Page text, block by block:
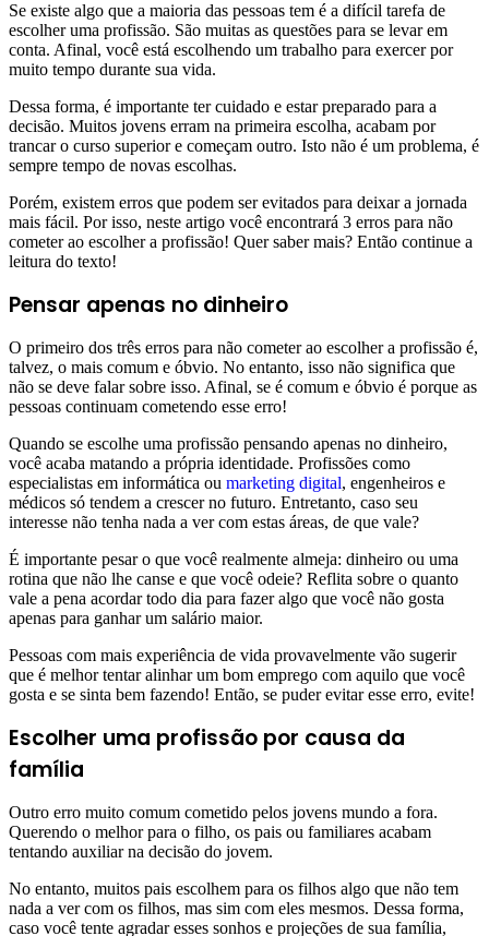
Se existe algo que a maioria das pessoas tem é a difícil tarefa de
escolher uma profissão. São muitas as questões para se levar em
conta. Afinal, você está escolhendo um trabalho para exercer por
muito tempo durante sua vida.
Dessa forma, é importante ter cuidado e estar preparado para a
decisão. Muitos jovens erram na primeira escolha, acabam por
trancar o curso superior e começam outro. Isto não é um problema, é
sempre tempo de novas escolhas.
Porém, existem erros que podem ser evitados para deixar a jornada
mais fácil. Por isso, neste artigo você encontrará 3 erros para não
cometer ao escolher a profissão! Quer saber mais? Então continue a
leitura do texto!
Pensar apenas no dinheiro
O primeiro dos três erros para não cometer ao escolher a profissão é,
talvez, o mais comum e óbvio. No entanto, isso não significa que
não se deve falar sobre isso. Afinal, se é comum e óbvio é porque as
pessoas continuam cometendo esse erro!
Quando se escolhe uma profissão pensando apenas no dinheiro,
você acaba matando a própria identidade. Profissões como
especialistas em informática ou marketing digital, engenheiros e
médicos só tendem a crescer no futuro. Entretanto, caso seu
interesse não tenha nada a ver com estas áreas, de que vale?
É importante pesar o que você realmente almeja: dinheiro ou uma
rotina que não lhe canse e que você odeie? Reflita sobre o quanto
vale a pena acordar todo dia para fazer algo que você não gosta
apenas para ganhar um salário maior.
Pessoas com mais experiência de vida provavelmente vão sugerir
que é melhor tentar alinhar um bom emprego com aquilo que você
gosta e se sinta bem fazendo! Então, se puder evitar esse erro, evite!
Escolher uma profissão por causa da
família
Outro erro muito comum cometido pelos jovens mundo a fora.
Querendo o melhor para o filho, os pais ou familiares acabam
tentando auxiliar na decisão do jovem.
No entanto, muitos pais escolhem para os filhos algo que não tem
nada a ver com os filhos, mas sim com eles mesmos. Dessa forma,
caso você tente agradar esses sonhos e projeções de sua família,